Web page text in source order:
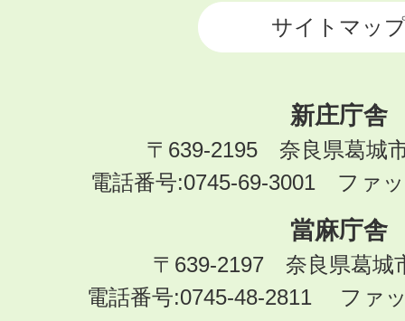
サイトマッ
新庄庁舎
〒639-2195 奈良県葛城
電話番号:0745-69-3001 ファ
當麻庁舎
〒639-2197 奈良県葛城
電話番号:0745-48-2811 ファ